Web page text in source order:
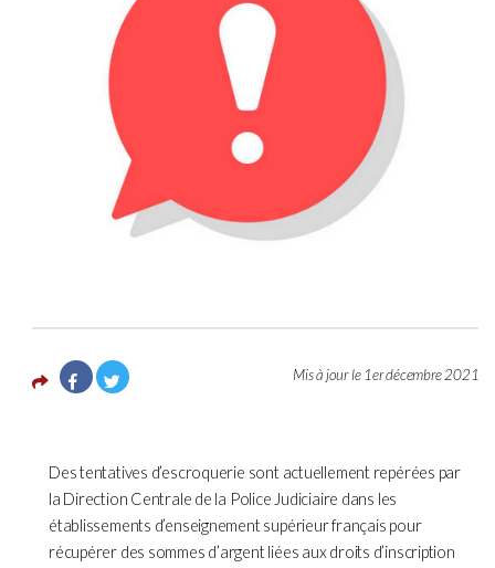
Mis à jour le 1er décembre 2021
Des tentatives d’escroquerie sont actuellement repérées par
la Direction Centrale de la Police Judiciaire dans les
établissements d’enseignement supérieur français pour
récupérer des sommes d’argent liées aux droits d’inscription